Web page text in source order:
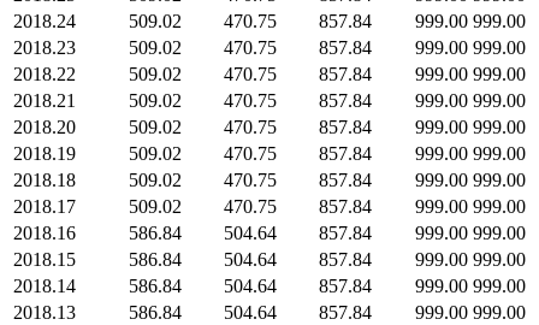
2018.24
509.02 470.75 857.84 999.00 999.00
2018.23
509.02 470.75 857.84 999.00 999.00
2018.22
509.02 470.75 857.84 999.00 999.00
2018.21
509.02 470.75 857.84 999.00 999.00
2018.20
509.02 470.75 857.84 999.00 999.00
2018.19
509.02 470.75 857.84 999.00 999.00
2018.18
509.02 470.75 857.84 999.00 999.00
2018.17
509.02 470.75 857.84 999.00 999.00
2018.16
586.84 504.64 857.84 999.00 999.00
2018.15
586.84 504.64 857.84 999.00 999.00
2018.14
586.84 504.64 857.84 999.00 999.00
2018.13
586.84 504.64 857.84 999.00 999.00